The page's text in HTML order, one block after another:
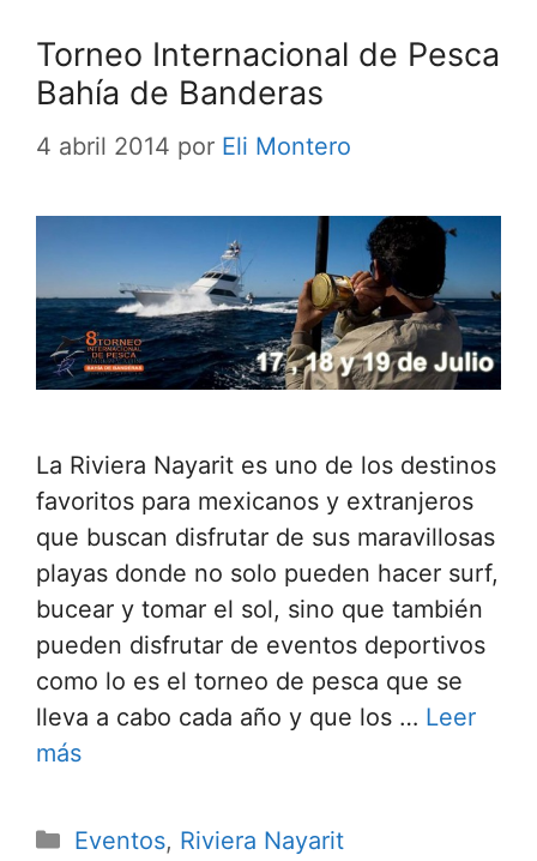
Torneo Internacional de Pesca
Bahía de Banderas
4 abril 2014 por Eli Montero
La Riviera Nayarit es uno de los destinos
favoritos para mexicanos y extranjeros
que buscan disfrutar de sus maravillosas
playas donde no solo pueden hacer surf,
bucear y tomar el sol, sino que también
pueden disfrutar de eventos deportivos
como lo es el torneo de pesca que se
lleva a cabo cada año y que los … Leer
más
Categorías
Eventos, Riviera Nayarit